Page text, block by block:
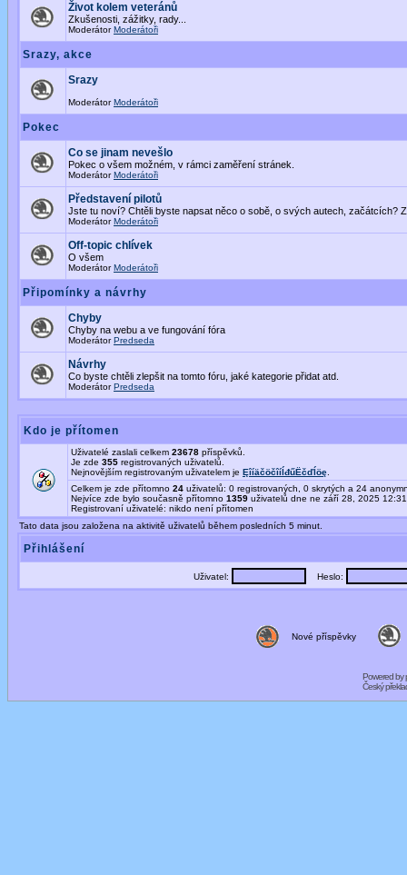
Život kolem veteránů
Zkušenosti, zážitky, rady...
ModerátorModerátoři
Srazy, akce
Srazy
ModerátorModerátoři
Pokec
Co se jinam nevešlo
Pokec o všem možném, v rámci zaměření stránek.
ModerátorModerátoři
Představení pilotů
Jste tu noví? Chtěli byste napsat něco o sobě, o svých autech, začátcích?
ModerátorModerátoři
Off-topic chlívek
O všem
ModerátorModerátoři
Připomínky a návrhy
Chyby
Chyby na webu a ve fungování fóra
ModerátorPredseda
Návrhy
Co byste chtěli zlepšit na tomto fóru, jaké kategorie přidat atd.
ModerátorPredseda
Kdo je přítomen
Uživatelé zaslali celkem 23678 příspěvků.
Je zde 355 registrovaných uživatelů.
Nejnovějším registrovaným uživatelem je ĘîíäčöčîíĺđűËčďĺöę
Celkem je zde přítomno 24 uživatelů: 0 registrovaných, 0 skrytých a 24
Nejvíce zde bylo současně přítomno 1359 uživatelů dne ne září 28, 2025
Registrovaní uživatelé: nikdo není přítomen
Tato data jsou založena na aktivitě uživatelů během posledních 5 minut.
Přihlášení
Uživatel: Heslo:
Nové příspěvky
Powered by
Český